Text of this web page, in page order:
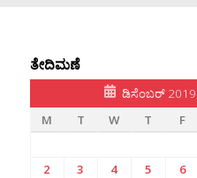
ತೇದಿಮಣೆ
ಡಿಸೆಂಬರ್ 2019
M
T W T F
2
3 4 5 6